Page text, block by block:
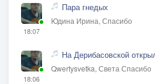
18:07
Пара гнедых
Юдина Ирина, Спасибо
18:06
На Дерибасовской
Qwertysvetka, Света Спасибо